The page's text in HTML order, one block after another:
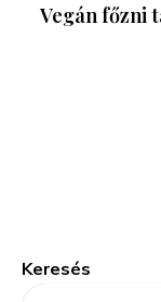
Vegán főzni
Keresés